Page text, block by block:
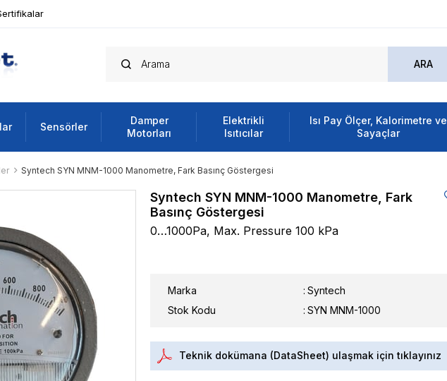
Sensörler
Damper
Motorları
Elektrikli
Isıtıcılar
Isı Pay Ölçer, Kalorimetre ve
Sayaçlar
Syntech SYN MNM-1000 Manometre, Fark Basınç Göstergesi
Syntech SYN MNM-1000 Manometre, Fark
Basınç Göstergesi
0…1000Pa, Max. Pressure 100 kPa
Marka : Syntech
Stok Kodu
SYN MNM-1000
Teknik dokümana (DataSheet) ulaşmak için tıklayınız